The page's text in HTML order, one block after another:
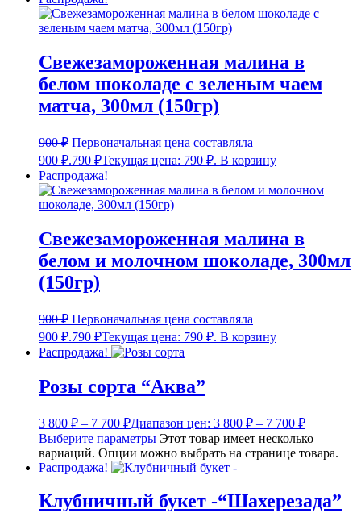
Свежезамороженная малина в
белом шоколаде с зеленым чаем
матча, 300мл (150гр)
900₽ Первоначальная цена составляла
900 ₽.790 ₽Текущая цена: 790 ₽. В корзину
Распродажа!
Свежезамороженная малина в
белом и молочном шоколаде, 300мл
(150гр)
900₽ Первоначальная цена составляла
900 ₽.790 ₽Текущая цена: 790 ₽. В корзину
Распродажа!
Розы сорта “Аква”
3 800 ₽ – 7 700 ₽Диапазон цен: 3 800 ₽ – 7 700 ₽
Выберите параметры Этот товар имеет несколько
вариаций. Опции можно выбрать на странице товара.
Распродажа!
Клубничный букет -“Шахерезада”